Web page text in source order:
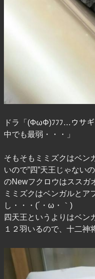
ドラ「(ΦωΦ)ﾌﾌﾌ…ウサギ
中でも最弱・・・」
そもそもミミズクはベン
いので”四”天王じゃない
のNewフクロウはススガ
ミミズクはベンガルとア
し・・・(´・ω・｀)
四天王というよりはベン
１２羽いるので、十二神